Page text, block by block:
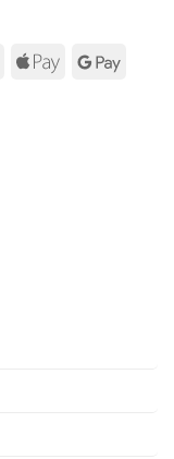
Sepa
Apple
Google